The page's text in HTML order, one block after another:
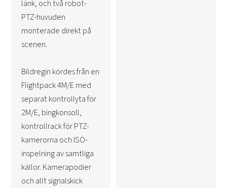
länk, och två robot-
PTZ-huvuden
monterade direkt på
scenen.
Bildregin kördes från en
Flightpack 4M/E med
separat kontrollyta för
2M/E, bingkonsoll,
kontrollrack för PTZ-
kamerorna och ISO-
inspelning av samtliga
källor. Kamerapodier
och allt signalskick